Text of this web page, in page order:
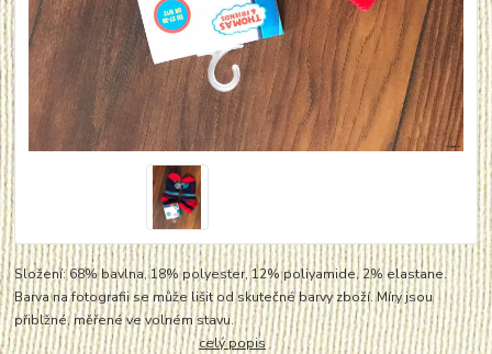
Složení: 68% bavlna, 18% polyester, 12% poliyamide, 2% elastane.
Barva na fotografii se může lišit od skutečné barvy zboží. Míry jsou
přiblžné, měřené ve volném stavu.
celý popis